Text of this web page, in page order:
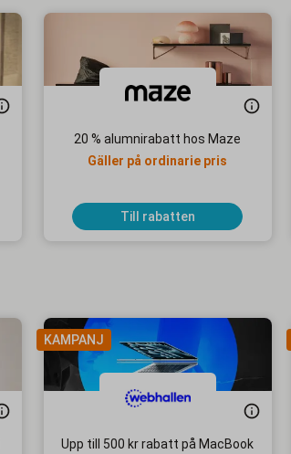
20 % alumnirabatt hos Maze
Gäller på ordinarie pris
Till rabatten
KAMPANJ
Upp till 500 kr rabatt på MacBook